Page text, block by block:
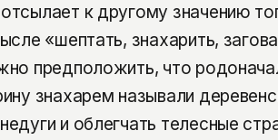
к другому значению
«шептать, знахарить,
предположить, что
знахарем называли
и облегчать телесные